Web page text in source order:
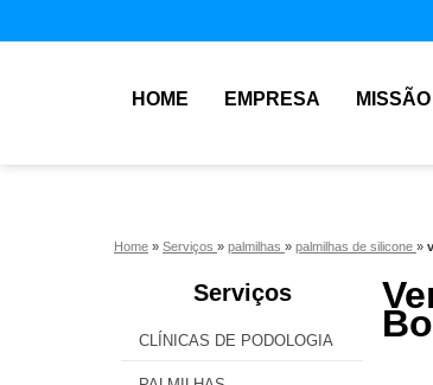
HOME EMPRESA MISSÃO
Home » Serviços » palmilhas » palmilhas de silicone »
Serviços
CLÍNICAS DE PODOLOGIA